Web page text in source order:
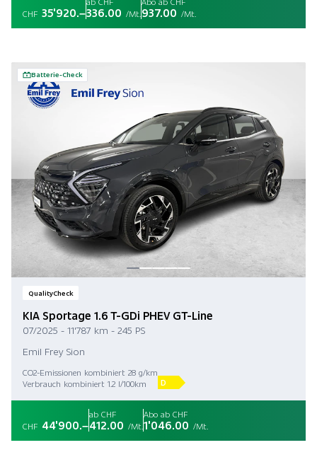
CHF 35'920.–336.00 /Mt. 937.00 /Mt.
Batterie-Check
QualityCheck
KIA Sportage 1.6 T-GDi PHEV GT-Line
07/2025 - 11'787 km - 245 PS
Emil Frey Sion
CO2-Emissionen kombiniert 28 g/km
Verbrauch kombiniert 1.2 l/100km
D
CHF 44'900.–
ab CHF
412.00 /Mt.
Abo ab CHF
1'046.00 /Mt.